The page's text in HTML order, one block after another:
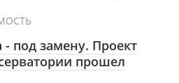
под замену. Проект
прошел